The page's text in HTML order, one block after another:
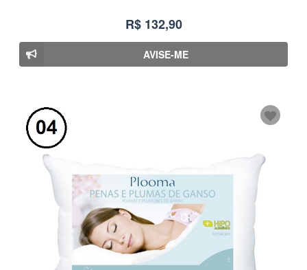
R$ 132,90
AVISE-ME